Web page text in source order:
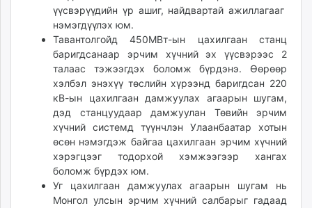
үүсвэрүүдийн үр ашиг, найдвартай ажиллагааг
нэмэгдүүлэх юм.
Тавантолгойд 450МВт-ын цахилгаан станц
баригдсанаар эрчим хүчний эх үүсвэрээс 2
талаас тэжээгдэх боломж бүрдэнэ. Өөрөөр
хэлбэл энэхүү төслийн хүрээнд баригдсан 220
кВ-ын цахилгаан дамжуулах агаарын шугам,
дэд станцуудаар дамжуулан Төвийн эрчим
хүчний системд түүнчлэн Улаанбаатар хотын
өсөн нэмэгдэж байгаа цахилгаан эрчим хүчний
хэрэгцээг тодорхой хэмжээгээр хангах
боломж бүрдэх юм.
Уг цахилгаан дамжуулах агаарын шугам нь
Монгол улсын эрчим хүчний салбарыг гадаад